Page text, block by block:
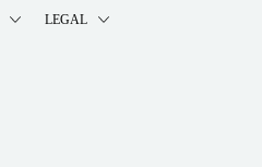
LEGAL